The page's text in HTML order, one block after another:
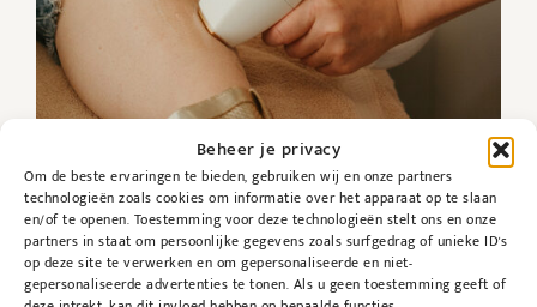
Beheer je privacy
Om de beste ervaringen te bieden, gebruiken wij en onze partners
technologieën zoals cookies om informatie over het apparaat op te slaan
en/of te openen. Toestemming voor deze technologieën stelt ons en onze
partners in staat om persoonlijke gegevens zoals surfgedrag of unieke ID's
op deze site te verwerken en om gepersonaliseerde en niet-
gepersonaliseerde advertenties te tonen. Als u geen toestemming geeft of
Overtollige haargroei